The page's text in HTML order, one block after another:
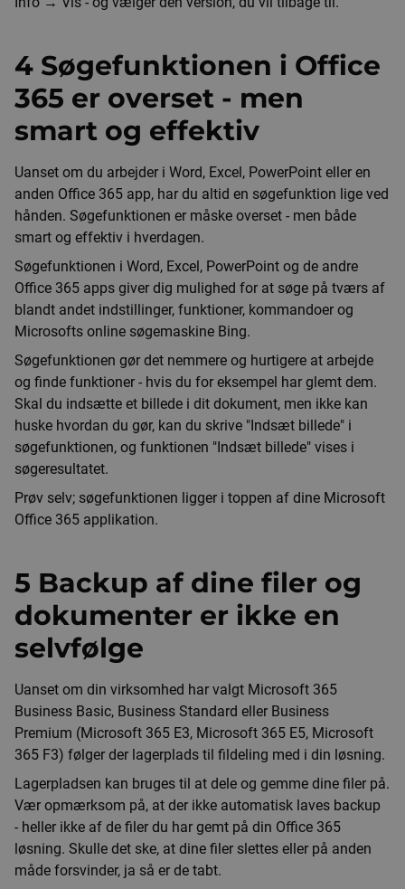
4 Søgefunktionen i Office
365 er overset - men
smart og effektiv
Uanset om du arbejder i Word, Excel, PowerPoint eller en
anden Office 365 app, har du altid en søgefunktion lige ved
hånden. Søgefunktionen er måske overset - men både
smart og effektiv i hverdagen.
Søgefunktionen i Word, Excel, PowerPoint og de andre
Office 365 apps giver dig mulighed for at søge på tværs af
blandt andet indstillinger, funktioner, kommandoer og
Microsofts online søgemaskine Bing.
Søgefunktionen gør det nemmere og hurtigere at arbejde
og finde funktioner - hvis du for eksempel har glemt dem.
Skal du indsætte et billede i dit dokument, men ikke kan
huske hvordan du gør, kan du skrive "Indsæt billede" i
søgefunktionen, og funktionen "Indsæt billede" vises i
søgeresultatet.
Prøv selv; søgefunktionen ligger i toppen af dine Microsoft
Office 365 applikation.
5 Backup af dine filer og
dokumenter er ikke en
selvfølge
Uanset om din virksomhed har valgt Microsoft 365
Business Basic, Business Standard eller Business
Premium (Microsoft 365 E3, Microsoft 365 E5, Microsoft
365 F3) følger der lagerplads til fildeling med i din løsning.
Lagerpladsen kan bruges til at dele og gemme dine filer på.
Vær opmærksom på, at der ikke automatisk laves backup
- heller ikke af de filer du har gemt på din Office 365
løsning. Skulle det ske, at dine filer slettes eller på anden
måde forsvinder, ja så er de tabt.